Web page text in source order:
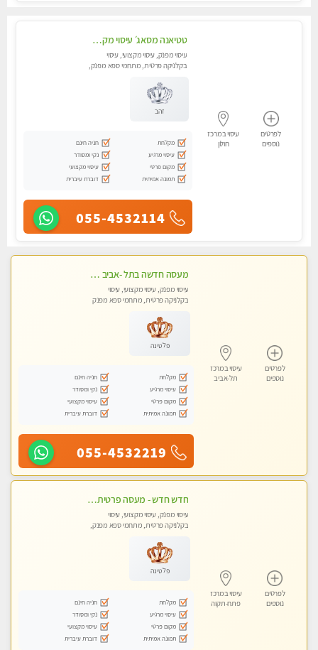
לפרטים
נוספים
עיסוי במרכז
חולון
טטיאנה מסאג׳ עיסוי מקצועי בבת ים :054-3577687
עיסוי מפנק, עיסוי מקצועי, עיסוי
בקלניקה פרטית, מתחמי ספא מפנק,
זהב
מקלחת
חניה חינם
עיסוי מרגיע
נקי ומסודר
מקום פרטי
עיסוי מקצועי
תמונה אמיתית
דוברת עיברית
055-4532114
לפרטים
נוספים
עיסוי במרכז
תל-אביב
מעסה חדשה בתל -אביב מטפלת מקצוענית ידי זהב VIP-מומלץ לחלוטין! פרטי! ​​​​​​ Highly recommended
עיסוי מפנק, עיסוי מקצועי, עיסוי
בקלניקה פרטית, מתחמי ספא מפנק
פלטינה
מקלחת
חניה חינם
עיסוי מרגיע
נקי ומסודר
מקום פרטי
עיסוי מקצועי
תמונה אמיתית
דוברת עיברית
055-4532219
לפרטים
נוספים
עיסוי במרכז
פתח-תקוה
חדש חדש - מעסה פרטית עיסוי מפנק לחידוש אנרגיות עיסוי חלומי מומלץ מאוד !בהוד השרון
עיסוי מפנק, עיסוי מקצועי, עיסוי
בקלניקה פרטית, מתחמי ספא מפנק,
פלטינה
מקלחת
חניה חינם
עיסוי מרגיע
נקי ומסודר
מקום פרטי
עיסוי מקצועי
תמונה אמיתית
דוברת עיברית